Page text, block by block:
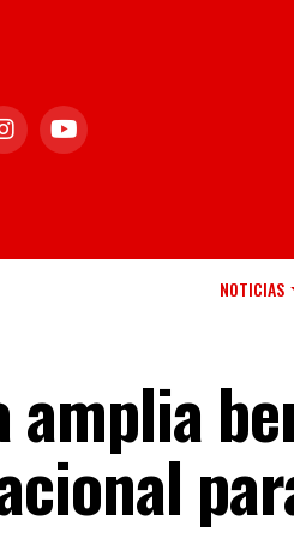
NOTICIAS
amplia